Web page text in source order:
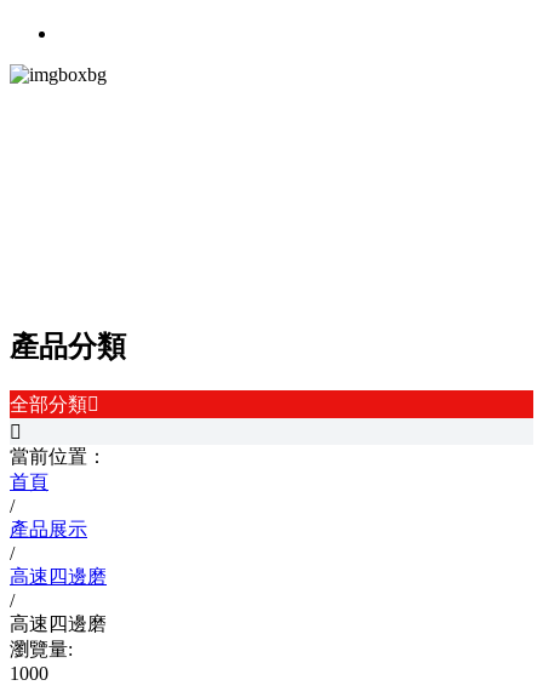
產品分類
全部分類

當前位置：
首頁
/
產品展示
/
高速四邊磨
/
高速四邊磨
瀏覽量:
1000